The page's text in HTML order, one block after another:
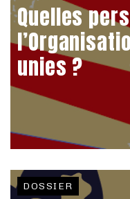
Quelles
unies ?
DOSSIER